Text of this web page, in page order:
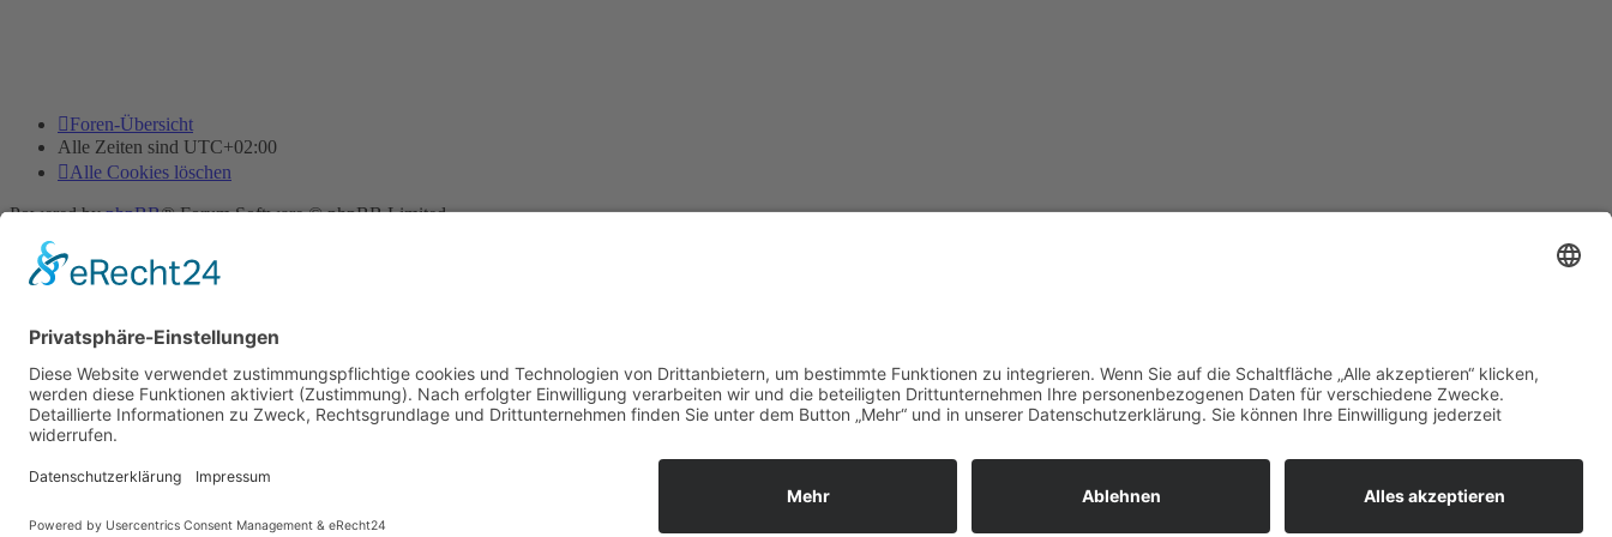
Foren-Übersicht
Alle Zeiten sind UTC+02:00
Alle Cookies löschen
Powered byphpBB® Forum Software © phpBB Limited
Deutsche Übersetzung durch
Datenschutz |Nutzungsbedingungen
Time: 0.017s| Peak Memory Usage: 10.09 MiB | GZIP: Off